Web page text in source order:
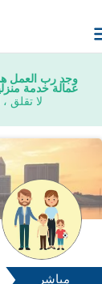
وجد رب العمل
عمالة خدمة
لا تقلق
مباشر